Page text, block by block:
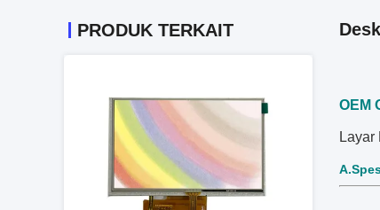
PRODUK TERKAIT
OEM